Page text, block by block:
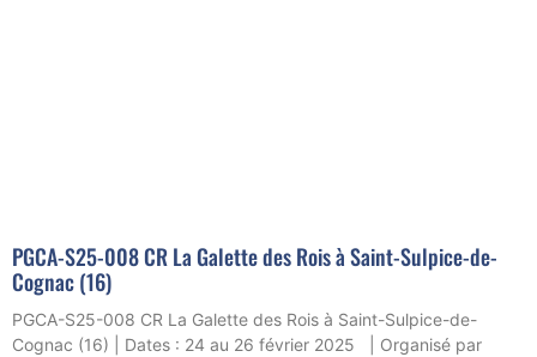
PGCA-S25-008 CR La Galette des Rois à Saint-Sulpice-de-
Cognac (16)
PGCA-S25-008 CR La Galette des Rois à Saint-Sulpice-de-
Cognac (16) | Dates : 24 au 26 février 2025 | Organisé par